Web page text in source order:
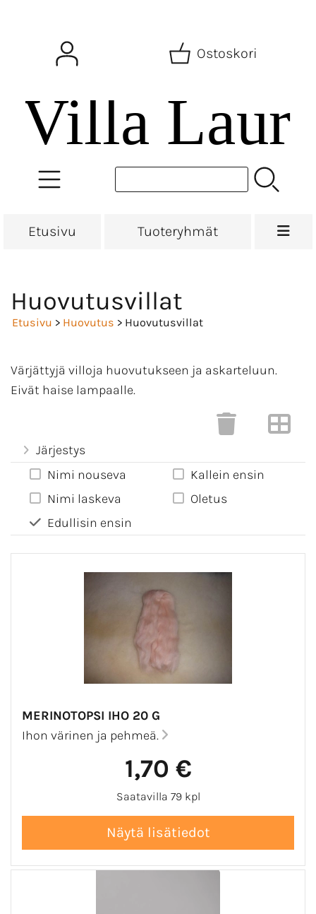
Ostoskori
Etusivu Tuoteryhmät
Huovutusvillat
Etusivu > Huovutus > Huovutusvillat
Värjättyjä villoja huovutukseen ja askarteluun.
Eivät haise lampaalle.
Järjestys
Nimi nouseva
Nimi laskeva
Edullisin ensin
Kallein ensin
Oletus
MERINOTOPSI IHO 20 G
Ihon värinen ja pehmeä.
1,70 €
Saatavilla 79 kpl